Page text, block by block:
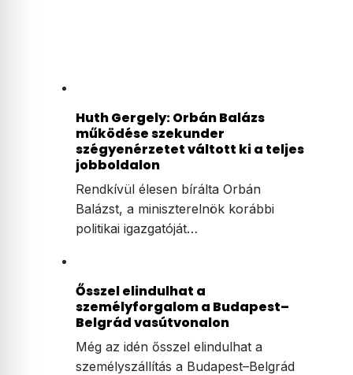
Huth Gergely: Orbán Balázs
működése szekunder
szégyenérzetet váltott ki a teljes
jobboldalon
Rendkívül élesen bírálta Orbán
Balázst, a miniszterelnök korábbi
politikai igazgatóját…
Ősszel elindulhat a
személyforgalom a Budapest–
Belgrád vasútvonalon
Még az idén ősszel elindulhat a
személyszállítás a Budapest–Belgrád